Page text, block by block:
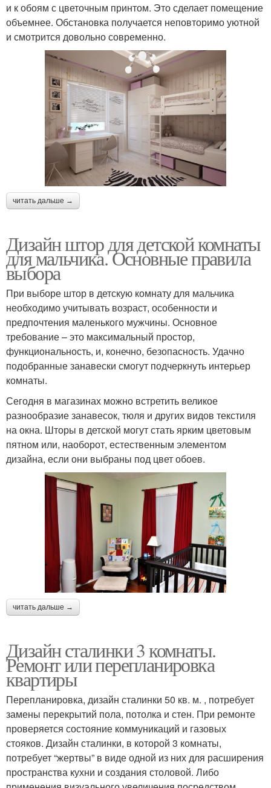
и к обоям с цветочным принтом. Это сделает помещение
объемнее. Обстановка получается неповторимо уютной
и смотрится довольно современно.
читать дальше →
Дизайн штор для детской комнаты
для мальчика. Основные правила
выбора
При выборе штор в детскую комнату для мальчика
необходимо учитывать возраст, особенности и
предпочтения маленького мужчины. Основное
требование – это максимальный простор,
функциональность, и, конечно, безопасность. Удачно
подобранные занавески смогут подчеркнуть интерьер
комнаты.
Сегодня в магазинах можно встретить великое
разнообразие занавесок, тюля и других видов текстиля
на окна. Шторы в детской могут стать ярким цветовым
пятном или, наоборот, естественным элементом
дизайна, если они выбраны под цвет обоев.
читать дальше →
Дизайн сталинки 3 комнаты.
Ремонт или перепланировка
квартиры
Перепланировка, дизайн сталинки 50 кв. м. , потребует
замены перекрытий пола, потолка и стен. При ремонте
проверяется состояние коммуникаций и газовых
стояков. Дизайн сталинки, в которой 3 комнаты,
потребует “жертвы” в виде одной из них для расширения
пространства кухни и создания столовой. Либо